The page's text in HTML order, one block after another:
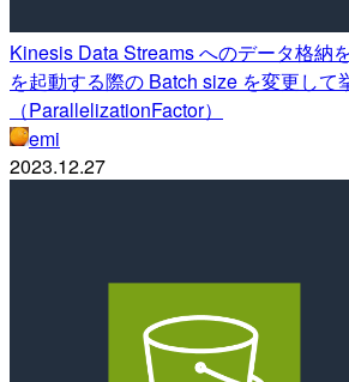
Kinesis Data Streams へのデータ格納
を起動する際の Batch size を変更して
（ParallelizationFactor）
emi
2023.12.27